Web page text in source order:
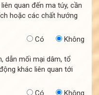
quan đến ma túy, cần
hoặc các chất hướng
Có
Không
dẫn mối mại dâm, tổ
khác liên quan tới
Có
Không